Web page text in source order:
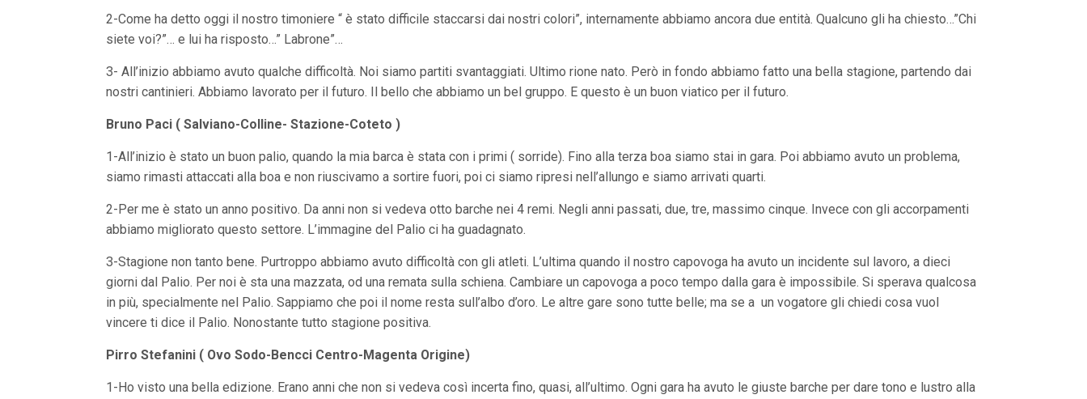
2-Come ha detto oggi il nostro timoniere “ è stato difficile staccarsi dai nostri colori”, internamente abbiamo ancora due entità. Qualcuno gli ha chiesto…”Chi
siete voi?”… e lui ha risposto…” Labrone”…
3- All’inizio abbiamo avuto qualche difficoltà. Noi siamo partiti svantaggiati. Ultimo rione nato. Però in fondo abbiamo fatto una bella stagione, partendo dai
nostri cantinieri. Abbiamo lavorato per il futuro. Il bello che abbiamo un bel gruppo. E questo è un buon viatico per il futuro.
Bruno Paci ( Salviano-Colline- Stazione-Coteto )
1-All’inizio è stato un buon palio, quando la mia barca è stata con i primi ( sorride). Fino alla terza boa siamo stai in gara. Poi abbiamo avuto un problema,
siamo rimasti attaccati alla boa e non riuscivamo a sortire fuori, poi ci siamo ripresi nell’allungo e siamo arrivati quarti.
2-Per me è stato un anno positivo. Da anni non si vedeva otto barche nei 4 remi. Negli anni passati, due, tre, massimo cinque. Invece con gli accorpamenti
abbiamo migliorato questo settore. L’immagine del Palio ci ha guadagnato.
3-Stagione non tanto bene. Purtroppo abbiamo avuto difficoltà con gli atleti. L’ultima quando il nostro capovoga ha avuto un incidente sul lavoro, a dieci
giorni dal Palio. Per noi è sta una mazzata, od una remata sulla schiena. Cambiare un capovoga a poco tempo dalla gara è impossibile. Si sperava qualcosa
in più, specialmente nel Palio. Sappiamo che poi il nome resta sull’albo d’oro. Le altre gare sono tutte belle; ma se a un vogatore gli chiedi cosa vuol
vincere ti dice il Palio. Nonostante tutto stagione positiva.
Pirro Stefanini ( Ovo Sodo-Bencci Centro-Magenta Origine)
1-Ho visto una bella edizione. Erano anni che non si vedeva così incerta fino, quasi, all’ultimo. Ogni gara ha avuto le giuste barche per dare tono e lustro alla